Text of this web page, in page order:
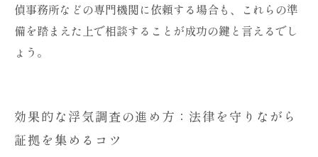
偵事務所などの専門機関に依頼する場合も、これらの準
備を踏まえた上で相談することが成功の鍵と言えるでし
ょう。
効果的な浮気調査の進め方：法律を守りながら
証拠を集めるコツ